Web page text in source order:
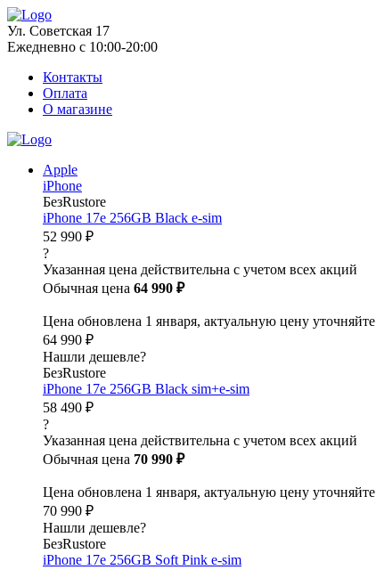
Ул. Советская 17
Ежедневно с 10:00-20:00
Контакты
Оплата
О магазине
Apple
iPhone
БезRustore
iPhone 17e 256GB Black e-sim
52 990 ₽
?
Указанная цена действительна с учетом всех акций
Обычная цена 64 990 ₽
Цена обновлена 1 января, актуальную цену уточняйте
64 990 ₽
Нашли дешевле?
БезRustore
iPhone 17e 256GB Black sim+e-sim
58 490 ₽
?
Указанная цена действительна с учетом всех акций
Обычная цена 70 990 ₽
Цена обновлена 1 января, актуальную цену уточняйте
70 990 ₽
Нашли дешевле?
БезRustore
iPhone 17e 256GB Soft Pink e-sim